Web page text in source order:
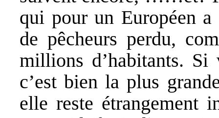
qui pour un Européen
de pêcheurs perdu,
millions d’habitants.
c’est bien la plus
elle reste étrangement